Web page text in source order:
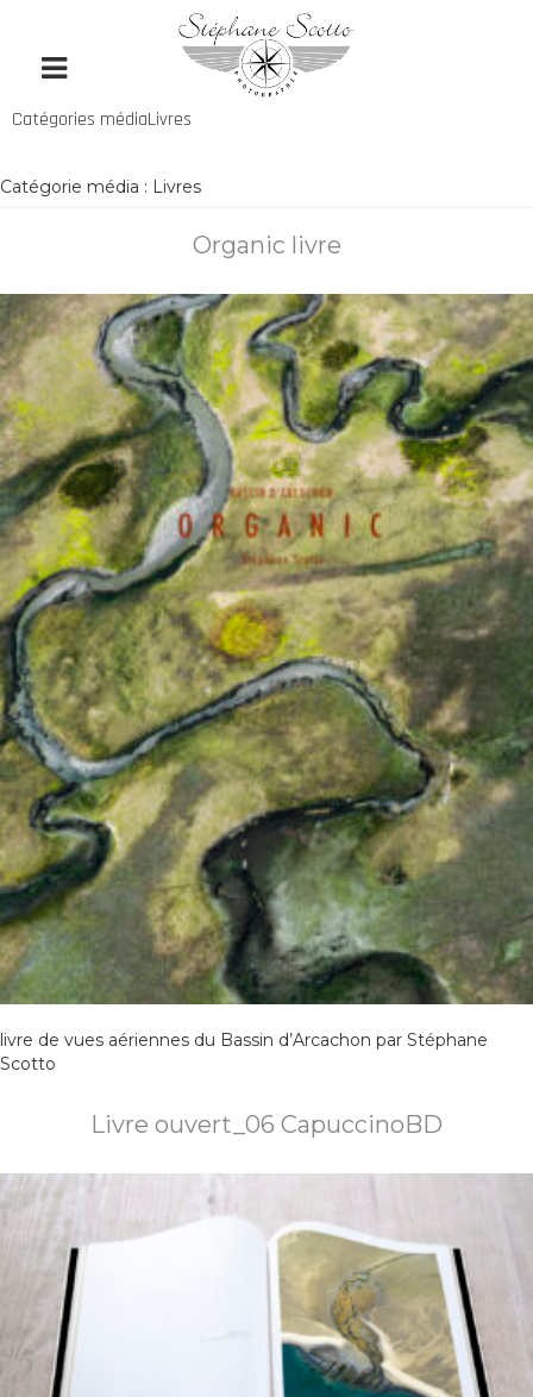
Catégories médiaLivres
Catégorie média : Livres
Organic livre
livre de vues aériennes du Bassin d’Arcachon par Stéphane
Scotto
Livre ouvert_06 CapuccinoBD